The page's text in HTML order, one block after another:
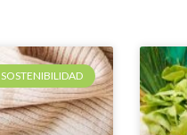
SOSTENIBILIDAD